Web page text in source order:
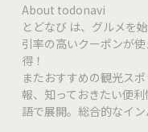
About todonavi
とどなび は、グルメを
引率の高いクーポンが
得！
またおすすめの観光ス
報、知っておきたい便
語で展開。総合的なイン